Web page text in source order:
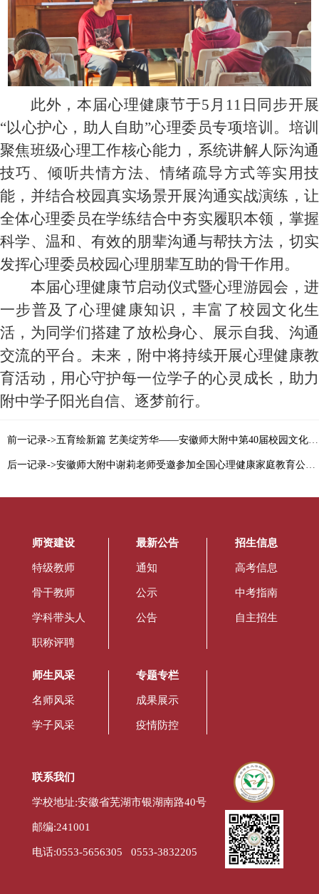
此外，本届心理健康节于5 月 11 日同步开展
“以心护心，助人自助”心理委员专项培训。培训
聚焦班级心理工作核心能力，系统讲解人际沟通
技巧、倾听共情方法、情绪疏导方式等实用技
能，并结合校园真实场景开展沟通实战演练，让
全体心理委员在学练结合中夯实履职本领，掌握
科学、温和、有效的朋辈沟通与帮扶方法，切实
发挥心理委员校园心理朋辈互助的骨干作用。
本届心理健康节启动仪式暨心理游园会，进
一步普及了心理健康知识，丰富了校园文化生
活，为同学们搭建了放松身心、展示自我、沟通
交流的平台。未来，附中将持续开展心理健康教
育活动，用心守护每一位学子的心灵成长，助力
附中学子阳光自信、逐梦前行。
前一记录->五育绘新篇 艺美绽芳华——安徽师大附中第40届校园文化艺术节文艺汇演圆满落幕
后一记录->安徽师大附中谢莉老师受邀参加全国心理健康家庭教育公开课 助力家校共育守护学生心灵成长
师资建设
特级教师
骨干教师
学科带头人
职称评聘
最新公告
通知
公示
公告
招生信息
高考信息
中考指南
自主招生
师生风采
名师风采
学子风采
专题专栏
成果展示
疫情防控
联系我们
学校地址:安徽省芜湖市银湖南路40号
邮编:241001
电话:0553-5656305 0553-3832205